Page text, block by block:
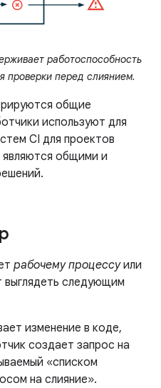
работоспособность
проверки перед слиянием.
общие
используют для
CI для проектов
общими и
рабочему процессуили
следующим
изменение в коде,
создает запрос на
«списком
на слияние».